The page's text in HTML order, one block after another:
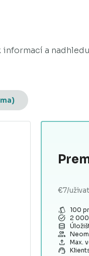
a
€7/
style 100
task_alt 2
database
group
file_upload Max.
support_agent